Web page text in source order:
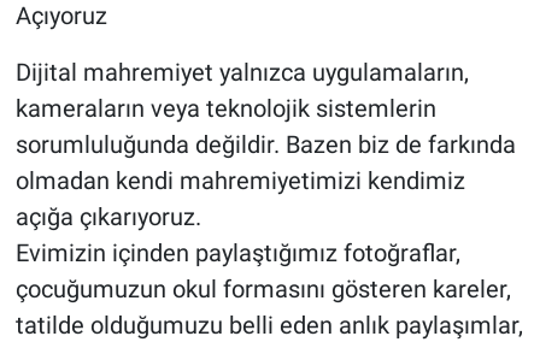
Açıyoruz
Dijital mahremiyet yalnızca uygulamaların,
kameraların veya teknolojik sistemlerin
sorumluluğunda değildir. Bazen biz de farkında
olmadan kendi mahremiyetimizi kendimiz
açığa çıkarıyoruz.
Evimizin içinden paylaştığımız fotoğraflar,
çocuğumuzun okul formasını gösteren kareler,
tatilde olduğumuzu belli eden anlık paylaşımlar,